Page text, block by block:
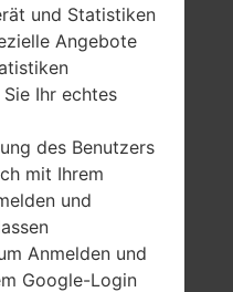
Nicht entfernbar
Li-Ion 4200 mAh
und Statistiken
Angebote
Ihr echtes
des Benutzers
mit Ihrem
und
Anmelden und
Google-Login